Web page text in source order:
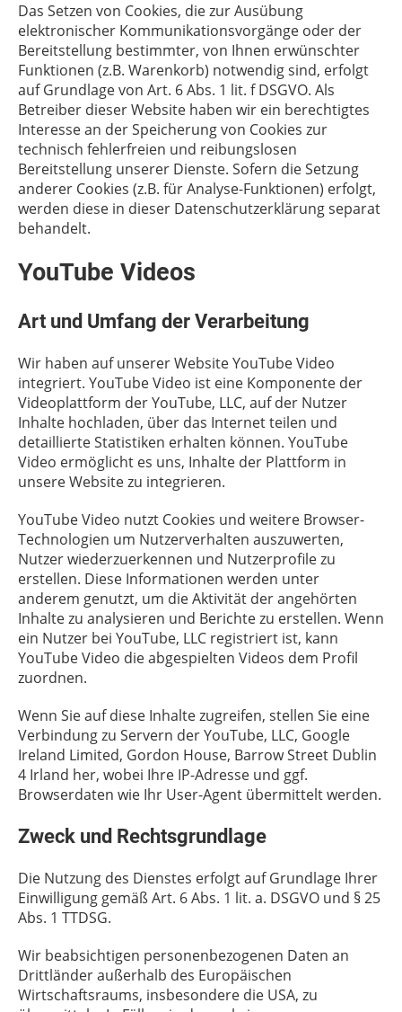
Das Setzen von Cookies, die zur Ausübung
elektronischer Kommunikationsvorgänge oder der
Bereitstellung bestimmter, von Ihnen erwünschter
Funktionen (z.B. Warenkorb) notwendig sind, erfolgt
auf Grundlage von Art. 6 Abs. 1 lit. f DSGVO. Als
Betreiber dieser Website haben wir ein berechtigtes
Interesse an der Speicherung von Cookies zur
technisch fehlerfreien und reibungslosen
Bereitstellung unserer Dienste. Sofern die Setzung
anderer Cookies (z.B. für Analyse-Funktionen) erfolgt,
werden diese in dieser Datenschutzerklärung separat
behandelt.
YouTube Videos
Art und Umfang der Verarbeitung
Wir haben auf unserer Website YouTube Video
integriert. YouTube Video ist eine Komponente der
Videoplattform der YouTube, LLC, auf der Nutzer
Inhalte hochladen, über das Internet teilen und
detaillierte Statistiken erhalten können. YouTube
Video ermöglicht es uns, Inhalte der Plattform in
unsere Website zu integrieren.
YouTube Video nutzt Cookies und weitere Browser-
Technologien um Nutzerverhalten auszuwerten,
Nutzer wiederzuerkennen und Nutzerprofile zu
erstellen. Diese Informationen werden unter
anderem genutzt, um die Aktivität der angehörten
Inhalte zu analysieren und Berichte zu erstellen. Wenn
ein Nutzer bei YouTube, LLC registriert ist, kann
YouTube Video die abgespielten Videos dem Profil
zuordnen.
Wenn Sie auf diese Inhalte zugreifen, stellen Sie eine
Verbindung zu Servern der YouTube, LLC, Google
Ireland Limited, Gordon House, Barrow Street Dublin
4 Irland her, wobei Ihre IP-Adresse und ggf.
Browserdaten wie Ihr User-Agent übermittelt werden.
Zweck und Rechtsgrundlage
Die Nutzung des Dienstes erfolgt auf Grundlage Ihrer
Einwilligung gemäß Art. 6 Abs. 1 lit. a. DSGVO und § 25
Abs. 1 TTDSG.
Wir beabsichtigen personenbezogenen Daten an
Drittländer außerhalb des Europäischen
Wirtschaftsraums, insbesondere die USA, zu